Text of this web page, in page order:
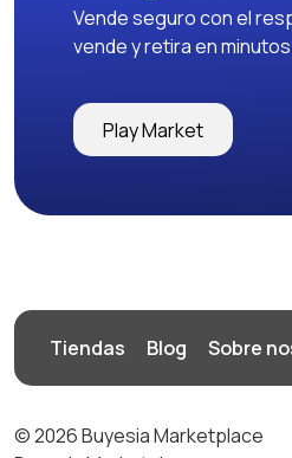
Vende seguro con el
vende y retira en
Play Market
Tiendas Blog Sobre
© 2026 Buyesia Marketplace